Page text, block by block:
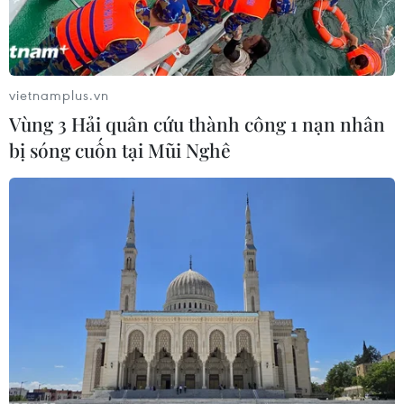
Sân chơi học đường giúp học sinh
rèn kỹ năng sống qua từng bước
nhảy
07/08/2026 11:38
Xem trực tiếp Việt Nam-Campuchia
tại ASEAN Cup 2026 trên kênh nào?
Nhận định Singapore vs
Indonesia (20h ngày 7/8): Cuộc quyết
đấu giành tấm vé bán kết duy nhất
07/08/2026 08:41
vietnamplus.vn
Vùng 3 Hải quân cứu thành công 1 nạn nhân
bị sóng cuốn tại Mũi Nghê